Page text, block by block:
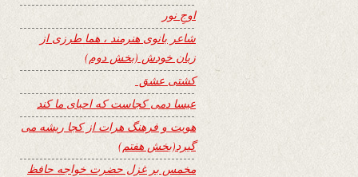
اوجِ نور
شاعر بانوی هنرمند ، هما طرزی از
زبان خودش (بخش دوم)
کشتی عشق
عیسا دمی کجاست که احیای ما کند
هویت و فرهنگ هرات از کجا ریشه می
گیرد(بخش هفتم)
مخمس بر غزل حضرت خواجه حافظ